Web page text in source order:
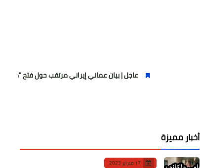
عاجل | بيان عماني إيراني مرتقب حول فتح "ممر عبور
أخبار مميزة
17 فبراير 2023